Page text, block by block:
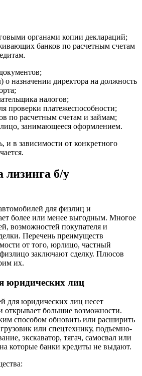
органами копии деклараций;
банков по расчетным счетам
о назначении директора на должность
налогов;
проверки платежеспособности;
по расчетным счетам и займам;
лицо, занимающееся оформлением.
и в зависимости от конкретного
б/у
для физлиц и
более или менее выгодным. Многое
возможностей покупателя и
Перечень преимуществ
от того, юрлицо, частный
заключают сделку. Плюсов
их.
юридических лиц
для юридических лиц несет
открывает большие возможности.
способом обновить или расширить
или спецтехнику, подъемно-
экскаватор, тягач, самосвал или
которые банки кредиты не выдают.